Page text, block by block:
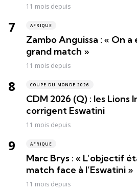
11 mois depuis
AFRIQUE
Zambo Anguissa : « On
grand match »
11 mois depuis
COUPE DU MONDE 2026
CDM 2026 (Q) : les Lions
corrigent Eswatini
11 mois depuis
AFRIQUE
Marc Brys : « L’objectif
match face à l’Eswatini »
11 mois depuis